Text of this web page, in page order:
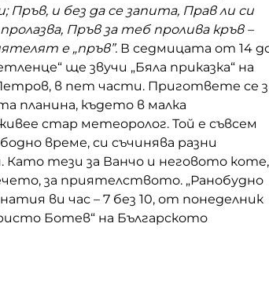
Пръв, и без да се запита, Прав ли си
Пръв за теб пролива кръв –
е „пръв”. В седмицата от 14
ще звучи „Бяла приказка“ на
в пет части. Пригответе се
планина, където в малка
стар метеоролог. Той е съвсем
време, си съчинява разни
Като тези за Ванчо и неговото коте,
за приятелството. „Ранобудно
ви час – 7 без 10, от понеделник
Ботев“ на Българското